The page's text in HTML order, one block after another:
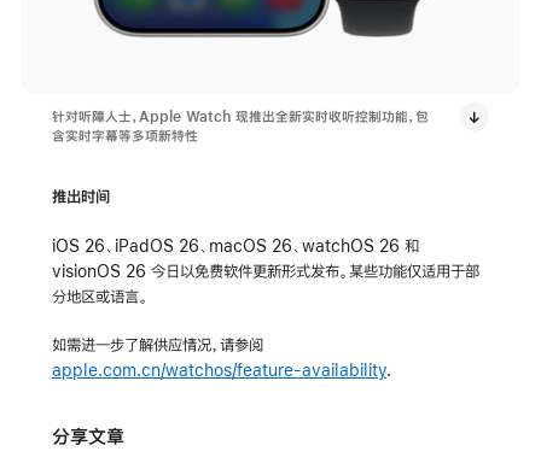
针对听障人士，Apple Watch 现推出全新实时收听控制功能，包
含实时字幕等多项新特性
推出时间
iOS 26、iPadOS 26、macOS 26、watchOS 26 和
visionOS 26 今日以免费软件更新形式发布。某些功能仅适用于部
分地区或语言。
如需进一步了解供应情况，请参阅
apple.com.cn/watchos/feature-availability.
分享文章